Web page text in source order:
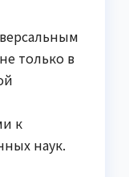
только в
к
наук.